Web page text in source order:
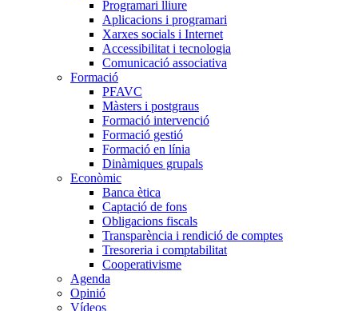
Programari lliure
Aplicacions i programari
Xarxes socials i Internet
Accessibilitat i tecnologia
Comunicació associativa
Formació
PFAVC
Màsters i postgraus
Formació intervenció
Formació gestió
Formació en línia
Dinàmiques grupals
Econòmic
Banca ètica
Captació de fons
Obligacions fiscals
Transparència i rendició de comptes
Tresoreria i comptabilitat
Cooperativisme
Agenda
Opinió
Vídeos